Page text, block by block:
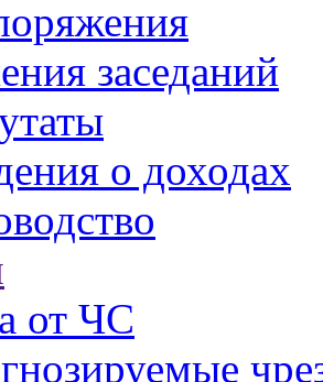
заседаний
о доходах
от ЧС